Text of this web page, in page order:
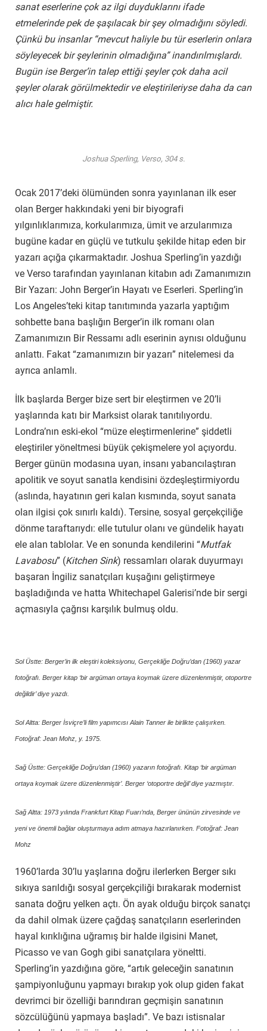
sanat eserlerine çok az ilgi duyduklarını ifade
etmelerinde pek de şaşılacak bir şey olmadığını söyledi.
Çünkü bu insanlar “mevcut haliyle bu tür eserlerin onlara
söyleyecek bir şeylerinin olmadığına” inandırılmışlardı.
Bugün ise Berger’in talep ettiği şeyler çok daha acil
şeyler olarak görülmektedir ve eleştirileriyse daha da can
alıcı hale gelmiştir.
Joshua Sperling, Verso, 304 s.
Ocak 2017’deki ölümünden sonra yayınlanan ilk eser
olan Berger hakkındaki yeni bir biyografi
yılgınlıklarımıza, korkularımıza, ümit ve arzularımıza
bugüne kadar en güçlü ve tutkulu şekilde hitap eden bir
yazarı açığa çıkarmaktadır. Joshua Sperling’in yazdığı
ve Verso tarafından yayınlanan kitabın adı Zamanımızın
Bir Yazarı: John Berger’in Hayatı ve Eserleri. Sperling’in
Los Angeles’teki kitap tanıtımında yazarla yaptığım
sohbette bana başlığın Berger’in ilk romanı olan
Zamanımızın Bir Ressamı adlı eserinin aynısı olduğunu
anlattı. Fakat “zamanımızın bir yazarı” nitelemesi da
ayrıca anlamlı.
İlk başlarda Berger bize sert bir eleştirmen ve 20’li
yaşlarında katı bir Marksist olarak tanıtılıyordu.
Londra’nın eski-ekol “müze eleştirmenlerine” şiddetli
eleştiriler yöneltmesi büyük çekişmelere yol açıyordu.
Berger günün modasına uyan, insanı yabancılaştıran
apolitik ve soyut sanatla kendisini özdeşleştirmiyordu
(aslında, hayatının geri kalan kısmında, soyut sanata
olan ilgisi çok sınırlı kaldı). Tersine, sosyal gerçekçiliğe
dönme taraftarıydı: elle tutulur olanı ve gündelik hayatı
ele alan tablolar. Ve en sonunda kendilerini “Mutfak
Lavabosu” (Kitchen Sink) ressamları olarak duyurmayı
başaran İngiliz sanatçıları kuşağını geliştirmeye
başladığında ve hatta Whitechapel Galerisi’nde bir sergi
açmasıyla çağrısı karşılık bulmuş oldu.
Sol Üstte: Berger’in ilk eleştiri koleksiyonu, Gerçekliğe Doğru’dan (1960) yazar
fotoğrafı. Berger kitap ‘bir argüman ortaya koymak üzere düzenlenmiştir, otoportre
değildir’ diye yazdı.
Sol Altta: Berger İsviçre’li film yapımcısı Alain Tanner ile birlikte çalışırken.
Fotoğraf: Jean Mohz, y. 1975.
Sağ Üstte: Gerçekliğe Doğru’dan (1960) yazarın fotoğrafı. Kitap ‘bir argüman
ortaya koymak üzere düzenlenmiştir’. Berger ‘otoportre değil’ diye yazmıştır.
Sağ Altta: 1973 yılında Frankfurt Kitap Fuarı’nda, Berger ününün zirvesinde ve
yeni ve önemli bağlar oluşturmaya adım atmaya hazırlanırken. Fotoğraf: Jean
Mohz
1960’larda 30’lu yaşlarına doğru ilerlerken Berger sıkı
sıkıya sarıldığı sosyal gerçekçiliği bırakarak modernist
sanata doğru yelken açtı. Ön ayak olduğu birçok sanatçı
da dahil olmak üzere çağdaş sanatçıların eserlerinden
hayal kırıklığına uğramış bir halde ilgisini Manet,
Picasso ve van Gogh gibi sanatçılara yöneltti.
Sperling’in yazdığına göre, “artık geleceğin sanatının
şampiyonluğunu yapmayı bırakıp yok olup giden fakat
devrimci bir özelliği barındıran geçmişin sanatının
sözcülüğünü yapmaya başladı”. Ve bazı istisnalar